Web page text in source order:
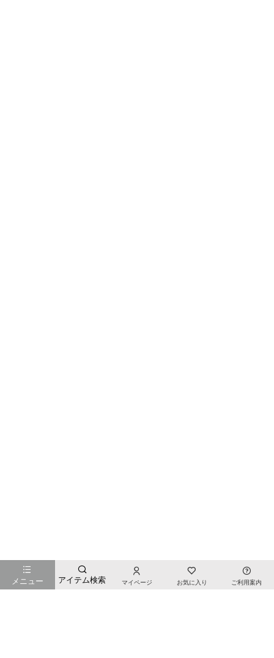
メニュー アイテム検索 マイページ お気に入り ご利用案内
お店のTOPページへ戻る